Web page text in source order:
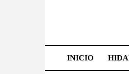
INICIO